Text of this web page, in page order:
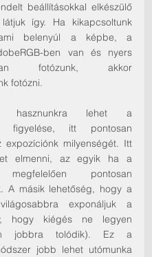
beállításokkal elkészülő
így. Ha kikapcsoltunk
belenyúl a képbe, a
ben van és nyers
fotózunk, akkor
fotózni.
hasznunkra lehet a
figyelése, itt pontosan
expozíciónk milyenségét. Itt
elmenni, az egyik ha a
megfelelően pontosan
A másik lehetőség, hogy a
exponáljuk a
hogy kiégés ne legyen
jobbra tolódik). Ez a
jobb lehet utómunka